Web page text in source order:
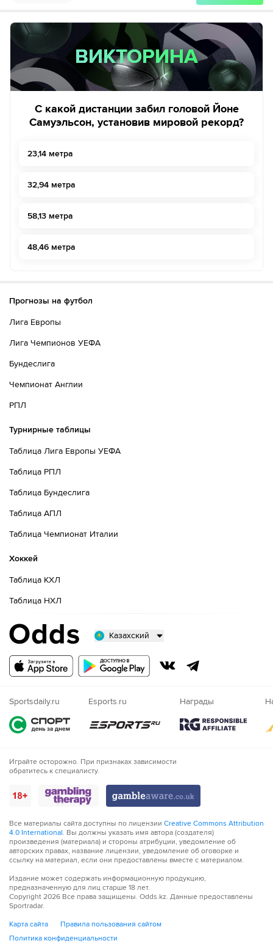
ВИКТОРИНА
ВИКТОРИНА
С какой дистанции забил головой Йоне
Самуэльсон, установив мировой рекорд?
23,14 метра
32,94 метра
58,13 метра
48,46 метра
Прогнозы на футбол
Лига Европы
Лига Чемпионов УЕФА
Бундеслига
Чемпионат Англии
РПЛ
Турнирные таблицы
Таблица Лига Европы УЕФА
Таблица РПЛ
Таблица Бундеслига
Таблица АПЛ
Таблица Чемпионат Италии
Хоккей
Таблица КХЛ
Таблица НХЛ
Казахский
Русский
Nigeria
Sportsdaily.ru Esports.ru Награды
Играйте осторожно. При признаках зависимости
обратитесь к специалисту.
Все материалы сайта доступны по лицензии Creative Commons Attribution
4.0 International. Вы должны указать имя автора (создателя)
произведения (материала) и стороны атрибуции, уведомление об
авторских правах, название лицензии, уведомление об оговорке и
ссылку на материал, если они предоставлены вместе с материалом.
Издание может содержать информационную продукцию,
предназначенную для лиц старше 18 лет.
Copyright 2026 Все права защищены. Odds.kz. Данные предоставлены
Sportradar.
Карта сайта
Правила пользования сайтом
Политика конфиденциальности